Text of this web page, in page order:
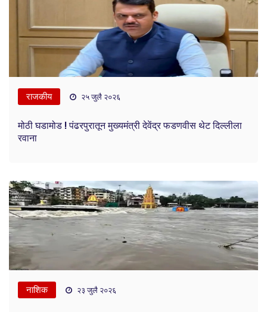
राजकीय २५ जुलै २०२६
मोठी घडामोड ! पंढरपुरातून मुख्यमंत्री देवेंद्र फडणवीस थेट दिल्लीला
रवाना
नाशिक २३ जुलै २०२६